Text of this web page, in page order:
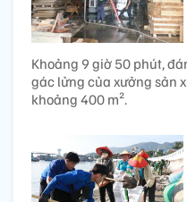
Khoảng 9 giờ 50 phút,
gác lửng của xưởng sản
khoảng 400 m².